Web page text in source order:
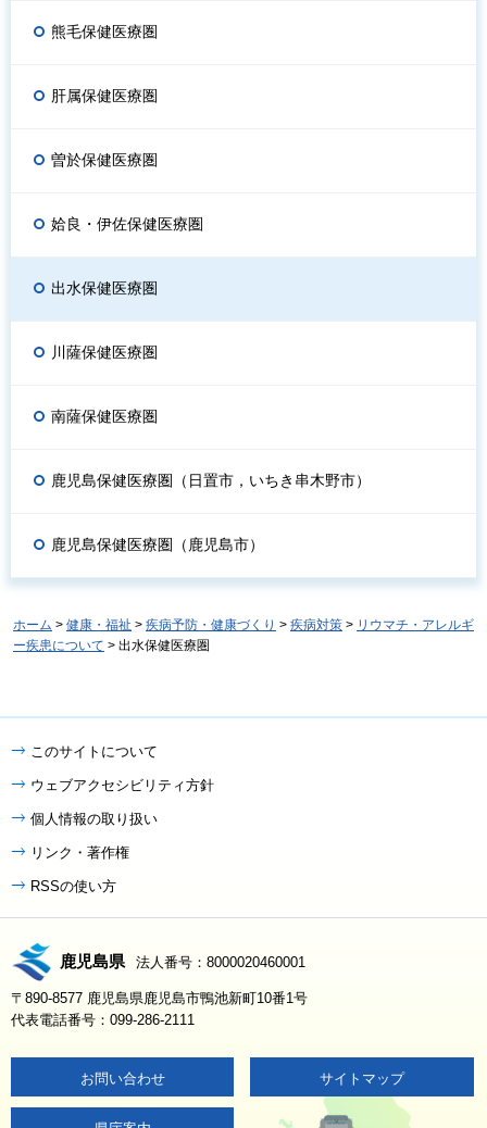
熊毛保健医療圏
肝属保健医療圏
曽於保健医療圏
姶良・伊佐保健医療圏
出水保健医療圏
川薩保健医療圏
南薩保健医療圏
鹿児島保健医療圏（日置市，いちき串木野市）
鹿児島保健医療圏（鹿児島市）
ホーム > 健康・福祉 > 疾病予防・健康づくり > 疾病対策 > リウマチ・アレルギ
ー疾患について > 出水保健医療圏
このサイトについて
ウェブアクセシビリティ方針
個人情報の取り扱い
リンク・著作権
RSSの使い方
鹿児島県 法人番号：8000020460001
〒890-8577 鹿児島県鹿児島市鴨池新町10番1号
代表電話番号：099-286-2111
お問い合わせ サイトマップ